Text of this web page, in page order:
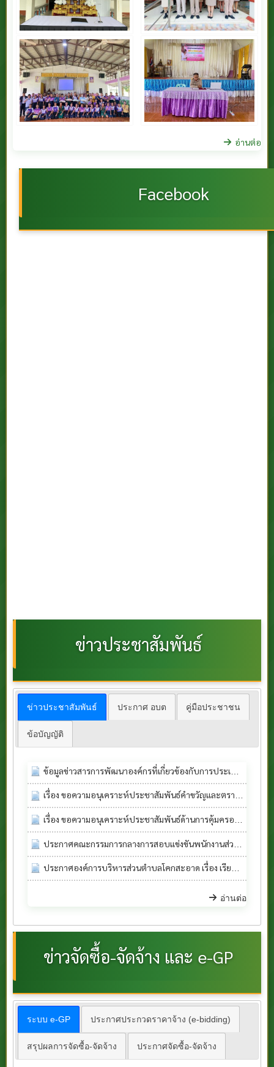
อ่านต่อ
Facebook
ข่าวประชาสัมพันธ์
ข่าวประชาสัมพันธ์ ประกาศ อบต คู่มือประชาชน
ข้อบัญญัติ
ข้อมูลข่าวสารการพัฒนาองค์กรที่เกี่ยวข้องกับการประเมิน ITA ประจำปีงบประมาณ พ.ศ. 2569
เรื่อง ขอความอนุเคราะห์ประชาสัมพันธ์คำขวัญและตราสัญลักษณ์รณรงค์วันงบสูบบหรี่โลก ประจำปี 2569
เรื่อง ขอความอนุเคราะห์ประชาสัมพันธ์ด้านการคุ้มครองผู้บรืโภค
ประกาศคณะกรรมการกลางการสอบแข่งขันพนักงานส่วนท้องถิ่น เรื่อง การขึ้นบัญชีและยกเลิกบัญชีผู้สอบแข่งขันได้ ในการสอบแข่งขันเพื่อบรรจุบุคคลเป็นข้าราชการหรือพนักงานส่วนท้องถิ่น พ.ศ.2568 เฉพาะศูนย์สอบภาคใต้ เขต 1 และเขต 2
ประกาศองค์การบริหารส่วนตำบลโคกสะอาด เรื่อง เรียกประชุมสภาองค์การบริหารส่วนตำบลโคกสะอาด สมัยสามัญ สมัยที่ 2 ประจำปี พ.ศ.2569
อ่านต่อ
ข่าวจัดซื้อ-จัดจ้าง และ e-GP
ระบบ e-GP ประกาศประกวดราคาจ้าง (e-bidding)
สรุปผลการจัดซื้อ-จัดจ้าง ประกาศจัดซื้อ-จัดจ้าง